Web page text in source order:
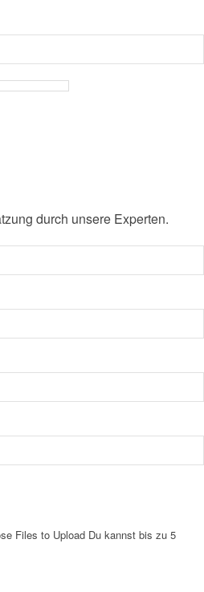
durch unsere Experten.
Files to Upload Du kannst bis zu 5